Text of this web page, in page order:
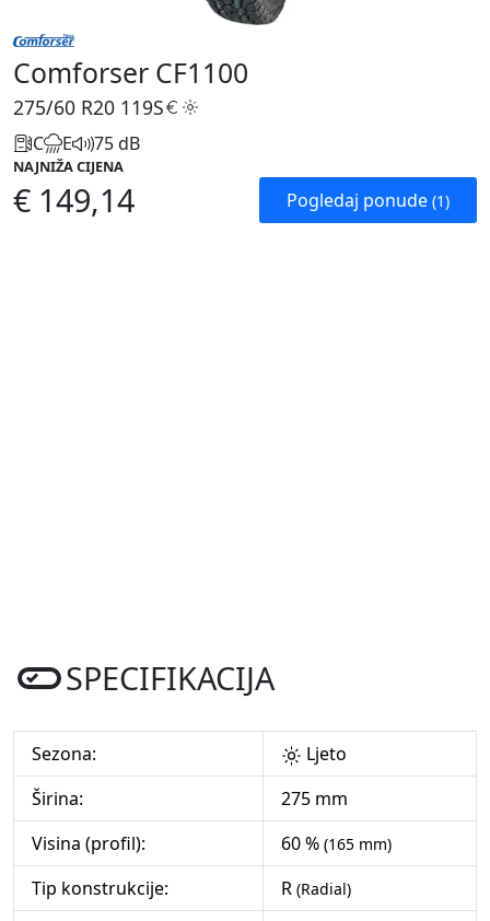
Comforser CF1100
275/60 R20 119S
C E 75 dB
NAJNIŽA CIJENA
€ 149,14 Pogledaj ponude (1)
SPECIFIKACIJA
Sezona:
Ljeto
Širina:
275 mm
Visina (profil):
60 % (165 mm)
Tip konstrukcije: R (Radial)